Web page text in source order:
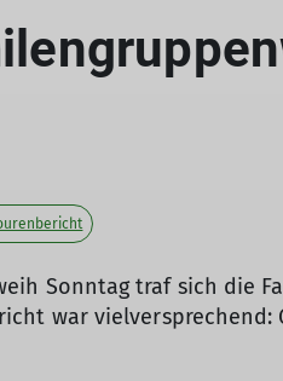
Sonntag traf sich die
war vielversprechend: